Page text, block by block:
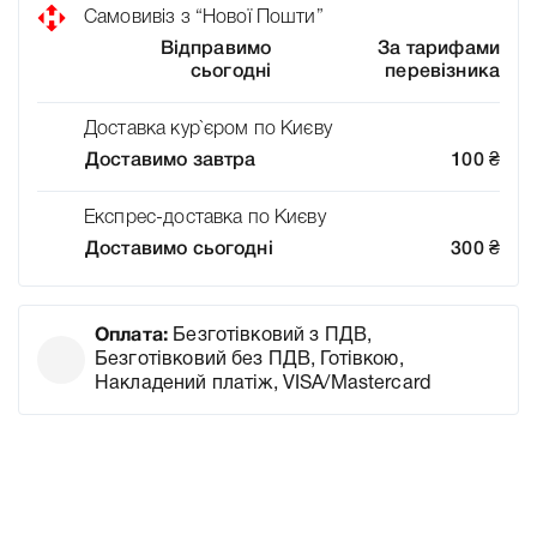
Самовивіз з “Нової Пошти”
Відправимо
сьогодні
За тарифами
перевізника
Доставка кур`єром по Києву
Доставимо завтра
100 ₴
Експрес-доставка по Києву
Доставимо сьогодні
300 ₴
Оплата: Безготівковий з ПДВ,
Безготівковий без ПДВ, Готівкою,
Накладений платіж, VISA/Mastercard